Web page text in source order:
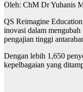
Oleh: ChM Dr Yuhanis
QS Reimagine
inovasi dalam
pengajian tinggi
Dengan lebih 1,650
kepelbagaian yang